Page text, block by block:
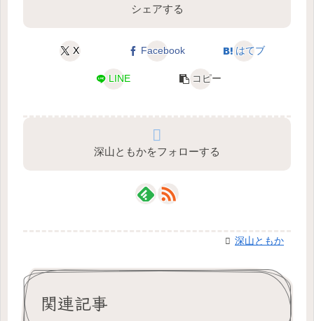
シェアする
X Facebook はてブ
LINE コピー
深山ともかをフォローする
深山ともか
関連記事